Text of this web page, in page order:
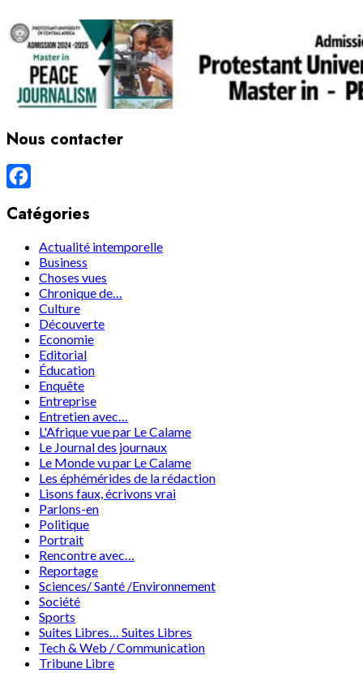
Nous contacter
Catégories
Actualité intemporelle
Business
Choses vues
Chronique de…
Culture
Découverte
Economie
Editorial
Éducation
Enquête
Entreprise
Entretien avec…
L'Afrique vue par Le Calame
Le Journal des journaux
Le Monde vu par Le Calame
Les éphémérides de la rédaction
Lisons faux, écrivons vrai
Parlons-en
Politique
Portrait
Rencontre avec…
Reportage
Sciences/ Santé /Environnement
Société
Sports
Suites Libres… Suites Libres
Tech & Web / Communication
Tribune Libre